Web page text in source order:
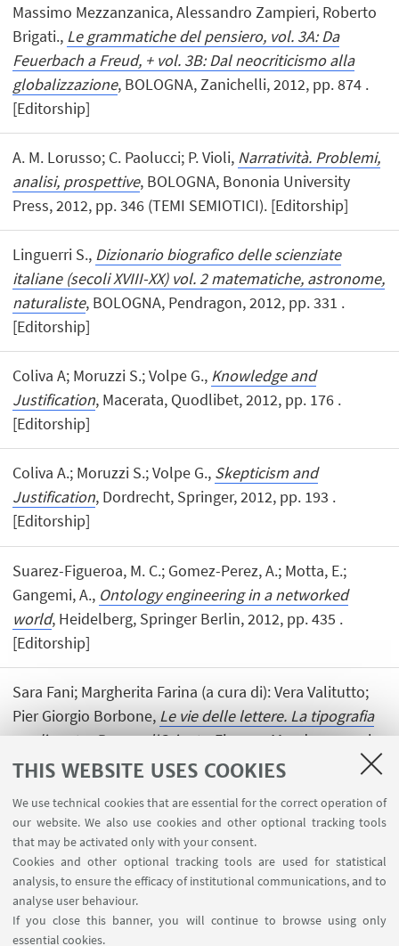
THIS WEBSITE USES COOKIES
We use technical cookies that are essential for the correct operation of
our website. We also use cookies and other optional tracking tools
that may be activated only with your consent.
Cookies and other optional tracking tools are used for statistical
analysis, to ensure the efficacy of institutional communications, and to
analyse user behaviour.
If you close this banner, you will continue to browse using only
essential cookies.
Massimo Mezzanzanica, Alessandro Zampieri, Roberto
Brigati., Le grammatiche del pensiero, vol. 3A: Da
Feuerbach a Freud, + vol. 3B: Dal neocriticismo alla
globalizzazione, BOLOGNA, Zanichelli, 2012, pp. 874 .
[Editorship]
A. M. Lorusso; C. Paolucci; P. Violi, Narratività. Problemi,
analisi, prospettive, BOLOGNA, Bononia University
Press, 2012, pp. 346 (TEMI SEMIOTICI). [Editorship]
Linguerri S., Dizionario biografico delle scienziate
italiane (secoli XVIII-XX) vol. 2 matematiche, astronome,
naturaliste, BOLOGNA, Pendragon, 2012, pp. 331 .
[Editorship]
Coliva A; Moruzzi S.; Volpe G., Knowledge and
Justification, Macerata, Quodlibet, 2012, pp. 176 .
[Editorship]
Coliva A.; Moruzzi S.; Volpe G., Skepticism and
Justification, Dordrecht, Springer, 2012, pp. 193 .
[Editorship]
Suarez-Figueroa, M. C.; Gomez-Perez, A.; Motta, E.;
Gangemi, A., Ontology engineering in a networked
world, Heidelberg, Springer Berlin, 2012, pp. 435 .
[Editorship]
Sara Fani; Margherita Farina (a cura di): Vera Valitutto;
Pier Giorgio Borbone, Le vie delle lettere. La tipografia
medicea tra Roma e l'Oriente, Firenze, Mandragora srl,
2012, pp. 12 (LA BIBLIOTECA IN MOSTRA). [Editorship]
USEFUL LINKS
InfoPoint